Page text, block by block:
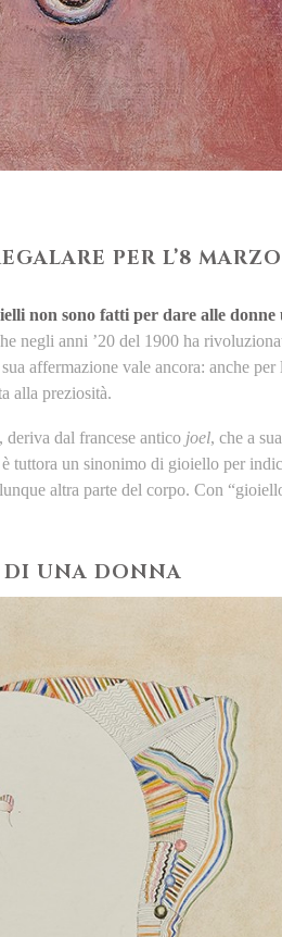
PER L’8 MARZO
non sono fatti per dare alle donne
negli anni ’20 del 1900 ha
affermazione vale ancora: anche per
alla preziosità.
dal francese antico joel, che a
tuttora un sinonimo di gioiello per
altra parte del corpo. Con
DI UNA DONNA